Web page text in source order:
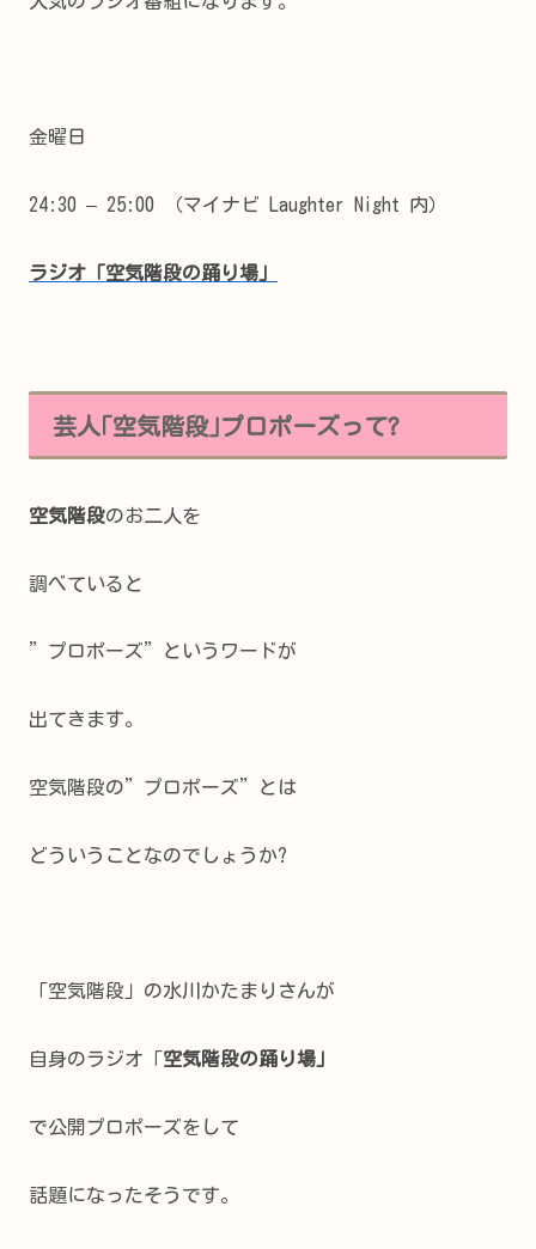
金曜日
24:30 – 25:00 （マイナビ Laughter Night 内）
ラジオ「空気階段の踊り場」
芸人｢空気階段｣プロポーズって?
空気階段のお二人を
調べていると
”プロポーズ”というワードが
出てきます。
空気階段の”プロポーズ”とは
どういうことなのでしょうか?
「空気階段」の水川かたまりさんが
自身のラジオ「 空気階段の踊り場」
で公開プロポーズをして
話題になったそうです。